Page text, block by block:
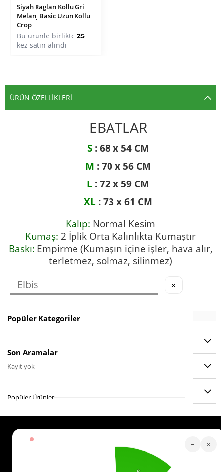
Siyah Raglan Kollu Gri
Melanj Basic Uzun Kollu
Crop
Bu ürünle birlikte 25
kez satın alındı
ÜRÜN ÖZELLIKLERI
EBATLAR
S: 68 x 54 CM
M : 70 x 56 CM
L : 72 x 59 CM
XL : 73 x 61 CM
Kalıp: Normal Kesim
Kumaş: 2 İplik Orta Kalınlıkta Kumaştır
Baskı: Empirme (Kumaşın içine işler, hava alır,
terletmez, solmaz, silinmez)
ÖDEME SEÇENEKLERI
Köstebek Destek
− ×
✕
Popüler Kategoriler
Son Aramalar
Kayıt yok
Popüler Ürünler